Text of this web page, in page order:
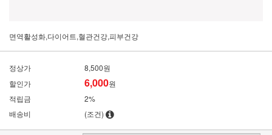
면역활성화,다이어트,혈관건강,피부건강
정상가
8,500원
할인가
6,000원
적립금
2%
배송비
(조건)